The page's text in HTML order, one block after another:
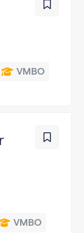
VMBO
VMBO